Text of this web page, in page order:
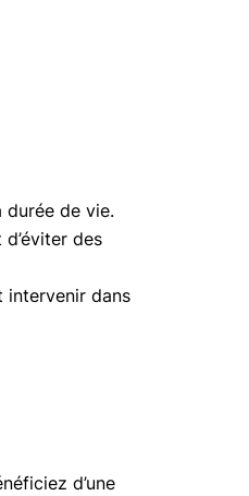
durée de vie.
des
intervenir dans
d’une